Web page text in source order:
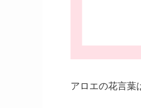
アロエの花言葉